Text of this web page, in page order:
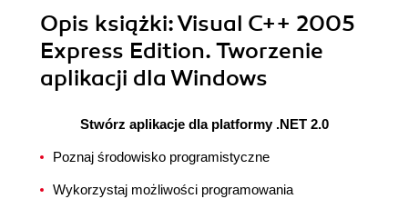
Opis książki: Visual C++ 2005
Express Edition. Tworzenie
aplikacji dla Windows
Stwórz aplikacje dla platformy .NET 2.0
Poznaj środowisko programistyczne
Wykorzystaj możliwości programowania